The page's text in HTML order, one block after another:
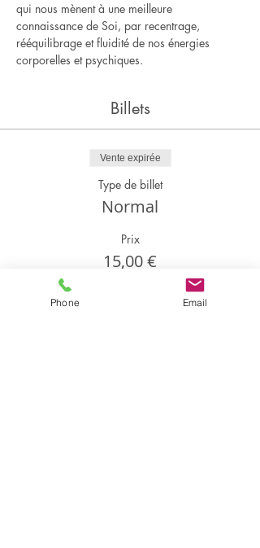
qui nous mènent à une meilleure
connaissance de Soi, par recentrage,
rééquilibrage et fluidité de nos énergies
corporelles et psychiques.
Billets
Vente expirée
Type de billet
Normal
Prix
15,00 €
Phone Email